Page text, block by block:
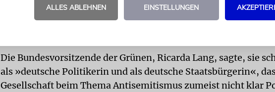
FDP-Politikerin: »Wer auf offener Straße gegen Juden hetzt,
Werte nicht. Das ist keine Meinungsfreiheit.« Das gelte auch
Die Bundesvorsitzende der Grünen, Ricarda Lang, sagte, sie
als »deutsche Politikerin und als deutsche Staatsbürgerin«,
Gesellschaft beim Thema Antisemitismus zumeist nicht klar
ALLES ABLEHNEN EINSTELLUNGEN